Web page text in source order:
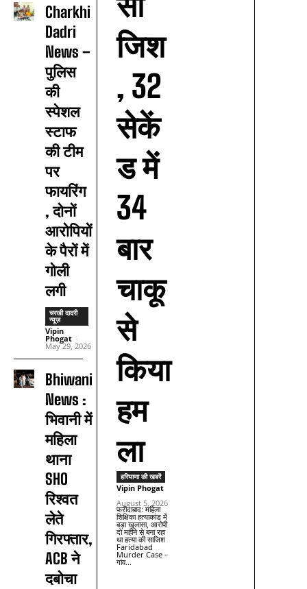
Charkhi
Dadri
News –
पुलिस
की
स्पेशल
स्टाफ
की टीम
पर
फायरिंग
, दोनों
आरोपियों
के पैरों में
गोली
लगी
चरखी दादरी
न्यूज़
Vipin
Phogat -
May 29, 2026
Bhiwani
News :
भिवानी में
महिला
थाना
SHO
रिश्वत
लेते
गिरफ्तार,
ACB ने
दबोचा
जिश
, 32
सेकें
ड में
34
बार
चाकू
से
किया
हम
ला
हरियाणा की खबरें
Vipin Phogat
-
August 5, 2026
फरीदाबाद: महिला
शिक्षिका हत्याकांड में
बड़ा खुलासा, आरोपी
दो महीने से बना रहा
था हत्या की साजिश
Faridabad
Murder Case -
गांव...